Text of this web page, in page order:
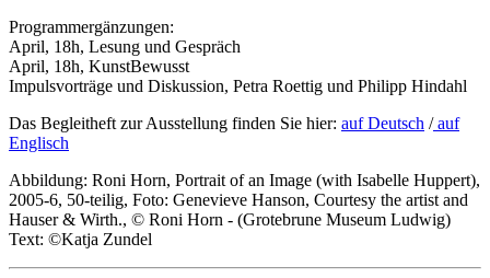
Programmergänzungen:
April, 18h, Lesung und Gespräch
April, 18h, KunstBewusst
Impulsvorträge und Diskussion, Petra Roettig und Philipp Hindahl
Das Be­­glei­theft zur Ausstel­lung fin­d­en Sie hi­er: auf Deutsch /auf
En­glisch
Abbildung: Roni Horn, Portrait of an Image (with Isabelle Huppert),
2005-6, 50-teilig, Foto: Genevieve Hanson, Courtesy the artist and
Hauser & Wirth., © Roni Horn - (Grotebrune Museum Ludwig)
Text: ©Katja Zundel